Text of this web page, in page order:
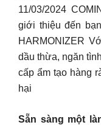
11/03/2024
giới thiệu đến
HARMONIZER
dầu thừa, ngăn
cấp ẩm tạo hàng
hại
Sẵn sàng một